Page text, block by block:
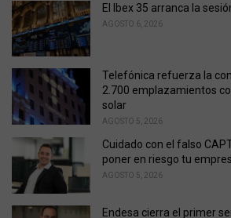
o
r
i
e
:
El Ibex 35 arranca la
AGOSTO 6, 2026
Telefónica refuerza la
2.700 emplazamientos
solar
AGOSTO 5, 2026
Cuidado con el falso
poner en riesgo tu
AGOSTO 5, 2026
Endesa cierra el primer